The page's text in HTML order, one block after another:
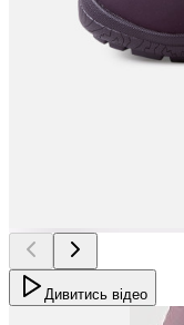
Дивитись відео